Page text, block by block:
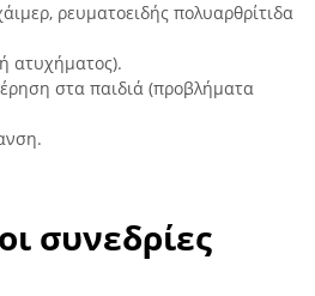
ρευματοειδής πολυαρθρίτιδα
ατυχήματος).
στα παιδιά (προβλήματα
συνεδρίες